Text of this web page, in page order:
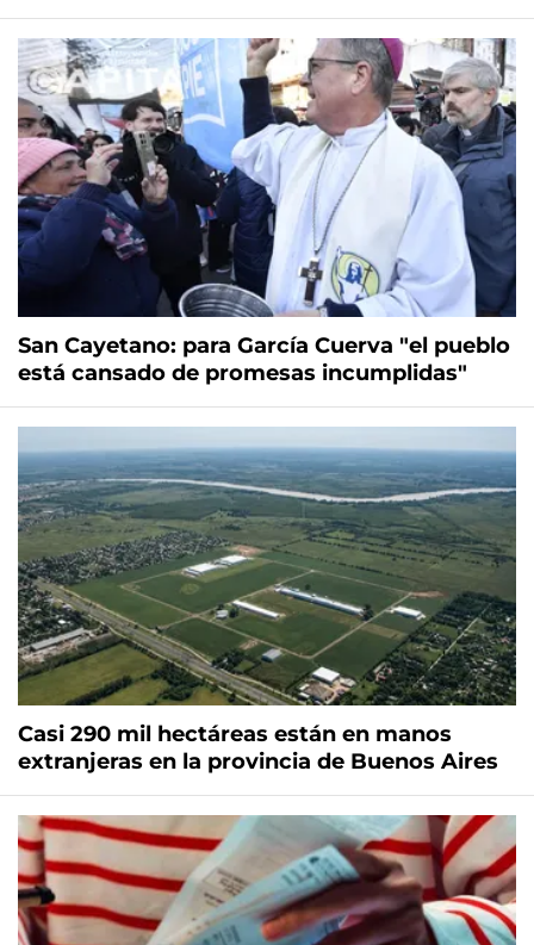
San Cayetano: para García Cuerva "el pueblo
está cansado de promesas incumplidas"
Casi 290 mil hectáreas están en manos
extranjeras en la provincia de Buenos Aires